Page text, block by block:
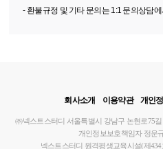
- 환불규정 및 기타 문의는 1:1 문의상담
회사소개 이용약관 개인
㈜넥스트스터디 서울특별시 강남구 논현로75
개인정보보호책임자 정운규
넥스트스터디 원격평생교육시설(제434